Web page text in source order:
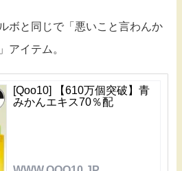
ボと同じで「悪いこと言わんか
アイテム。
[Qoo10] 【610万個突破】青
みかんエキス70％配